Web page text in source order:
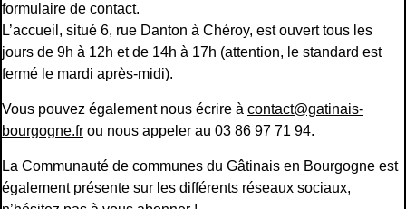
formulaire de contact.
L’accueil, situé 6, rue Danton à Chéroy, est ouvert tous les
jours de 9h à 12h et de 14h à 17h (attention, le standard est
fermé le mardi après-midi).
Vous pouvez également nous écrire à contact@gatinais-
bourgogne.fr ou nous appeler au 03 86 97 71 94.
La Communauté de communes du Gâtinais en Bourgogne est
également présente sur les différents réseaux sociaux,